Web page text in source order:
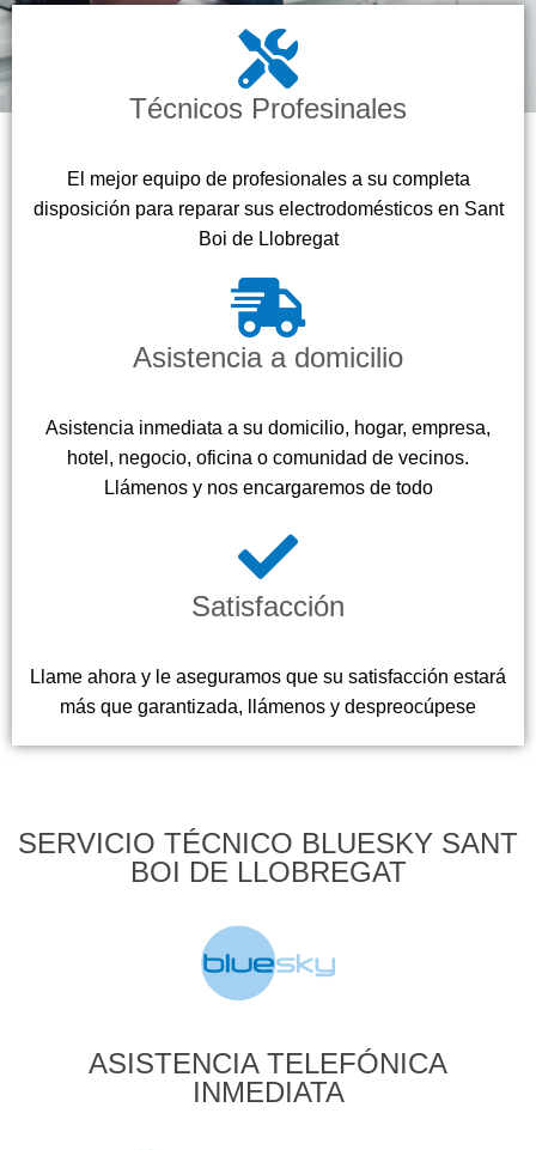
Técnicos Profesinales
El mejor equipo de profesionales a su completa
disposición para reparar sus electrodomésticos en Sant
Boi de Llobregat
Asistencia a domicilio
Asistencia inmediata a su domicilio, hogar, empresa,
hotel, negocio, oficina o comunidad de vecinos.
Llámenos y nos encargaremos de todo
Satisfacción
Llame ahora y le aseguramos que su satisfacción estará
más que garantizada, llámenos y despreocúpese
SERVICIO TÉCNICO BLUESKY SANT
BOI DE LLOBREGAT
ASISTENCIA TELEFÓNICA
INMEDIATA